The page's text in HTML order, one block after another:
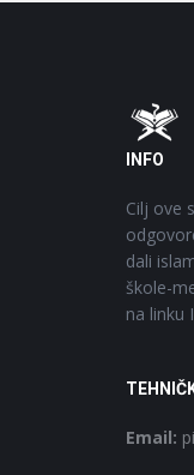
Footer
INFO
Cilj ove
dali
škole-
na linku
Email: